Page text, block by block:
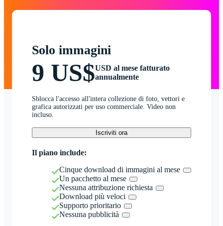
Solo immagini
9 US$USD al mese fatturato
annualmente
Sblocca l'accesso all'intera collezione di foto, vettori e
grafica autorizzati per uso commerciale. Video non
incluso.
Iscriviti ora
Il piano include:
Cinque download di immagini al mese
Un pacchetto al mese
Nessuna attribuzione richiesta
Download più veloci
Supporto prioritario
Nessuna pubblicità